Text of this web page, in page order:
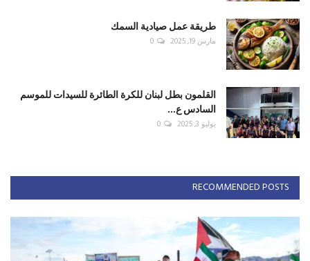
طريقة عمل صيادية السمك
مارس 19, 2025 0
القلمون بطل لبنان للكرة الطائرة للسيدات للموسم
السادس ع...
يوليو 3, 2025 0
RECOMMENDED POSTS